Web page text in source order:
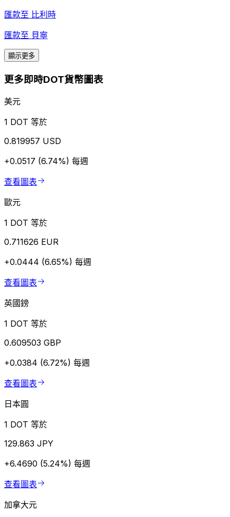
匯款至 比利時
匯款至 貝寧
顯示更多
更多即時DOT貨幣圖表
美元
1 DOT 等於
0.819957 USD
+0.0517 (6.74%) 每週
查看圖表
歐元
1 DOT 等於
0.711626 EUR
+0.0444 (6.65%) 每週
查看圖表
英國鎊
1 DOT 等於
0.609503 GBP
+0.0384 (6.72%) 每週
查看圖表
日本圓
1 DOT 等於
129.863 JPY
+6.4690 (5.24%) 每週
查看圖表
加拿大元